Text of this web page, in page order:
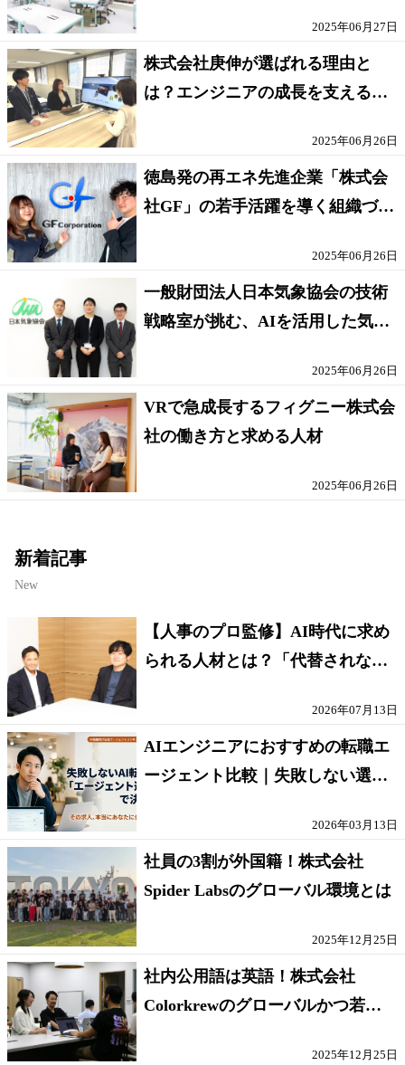
2025年06月27日
株式会社庚伸が選ばれる理由と
は？エンジニアの成長を支える環
2025年06月26日
徳島発の再エネ先進企業「株式会
社GF」の若手活躍を導く組織づく
2025年06月26日
一般財団法人日本気象協会の技術
戦略室が挑む、AIを活用した気象
2025年06月26日
VRで急成長するフィグニー株式会
社の働き方と求める人材
2025年06月26日
新着記事
New
【人事のプロ監修】AI時代に求め
られる人材とは？「代替されない
2026年07月13日
AIエンジニアにおすすめの転職エ
ージェント比較｜失敗しない選び
2026年03月13日
社員の3割が外国籍！株式会社
Spider Labsのグローバル環境とは
2025年12月25日
社内公用語は英語！株式会社
Colorkrewのグローバルかつ若手
2025年12月25日